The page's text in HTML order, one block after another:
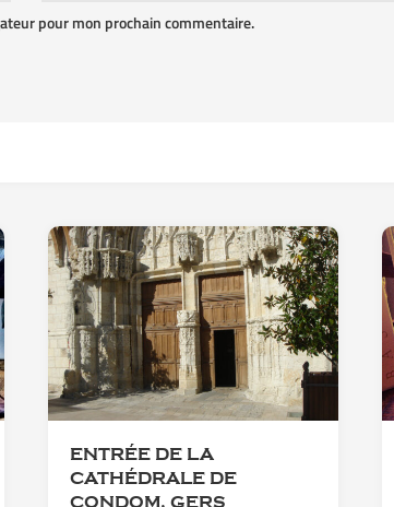
pour mon prochain commentaire.
ENTRÉE DE LA
CATHÉDRALE DE
CONDOM, GERS